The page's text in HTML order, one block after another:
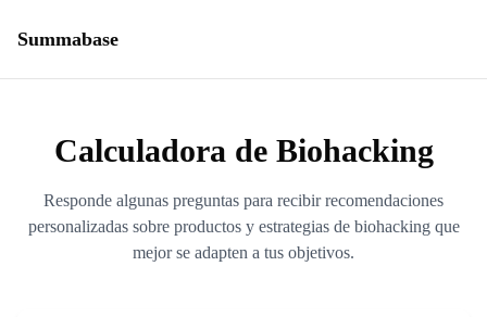
Summabase
Calculadora de Biohacking
Responde algunas preguntas para recibir recomendaciones
personalizadas sobre productos y estrategias de biohacking que
mejor se adapten a tus objetivos.